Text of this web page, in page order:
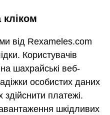
від Rexameles.com
Користувачів
шахрайські веб-
особистих даних
платежі.
шкідливих